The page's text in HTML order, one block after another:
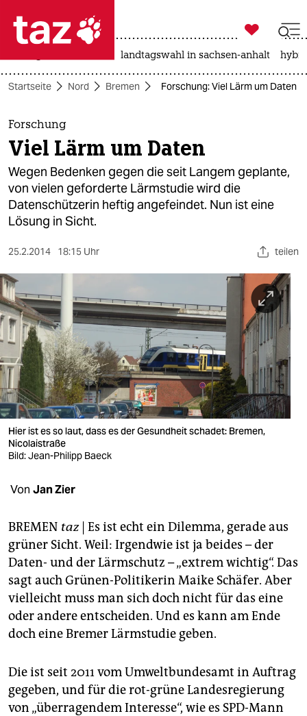
 taz zahl ich
taz zahl ich
themen
politik
öko
gesellschaft
kultur
sport
berlin
nord
wahrheit
verlag
verlag
veranstaltungen
unterstützen
abo
genossenschaft
epaper login

taz zahl ich
landtagswahl in sachsen-anhalt
Startseite Nord Bremen Forschung: Viel Lärm um Daten
Forschung
Viel Lärm um Daten
Wegen Bedenken gegen die seit Langem geplante,
von vielen geforderte Lärmstudie wird die
Datenschützerin heftig angefeindet. Nun ist eine
Lösung in Sicht.
25.2.2014 18:15 Uhr teilen
Hier ist es so laut, dass es der Gesundheit schadet: Bremen,
Nicolaistraße
Bild: Jean-Philipp Baeck
Von Jan Zier
BREMEN taz| Es ist echt ein Dilemma, gerade aus
grüner Sicht. Weil: Irgendwie ist ja beides – der
Daten- und der Lärmschutz – „extrem wichtig“. Das
sagt auch Grünen-Politikerin Maike Schäfer. Aber
vielleicht muss man sich doch nicht für das eine
oder andere entscheiden. Und es kann am Ende
doch eine Bremer Lärmstudie geben.
Die ist seit 2011 vom Umweltbundesamt in Auftrag
gegeben, und für die rot-grüne Landesregierung
von „überragendem Interesse“, wie es SPD-Mann